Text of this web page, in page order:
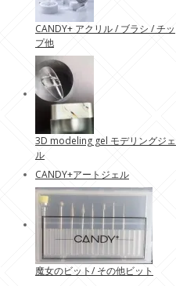
CANDY+ アクリル / ブラシ / チッ
プ他
3D modeling gel モデリングジェ
ル
CANDY+アートジェル
魔女のビット/ その他ビット